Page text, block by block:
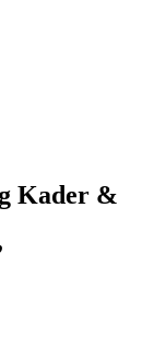
Kader &